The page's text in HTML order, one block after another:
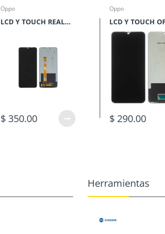
Oppo
LCD Y TOUCH REALME C15**
$ 350.00
Oppo
$ 290.00
Herramientas